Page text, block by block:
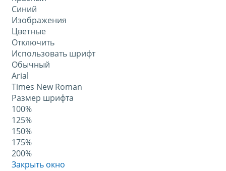
Синий
Изображения
Цветные
Отключить
Использовать шрифт
Обычный
Arial
Times New Roman
Размер шрифта
100%
125%
150%
175%
200%
Закрыть окно